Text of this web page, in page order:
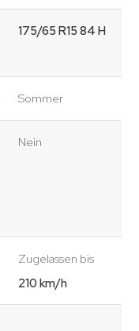
175/65 R15 84 H
Sommer
Nein
Zugelassen bis
210 km/h